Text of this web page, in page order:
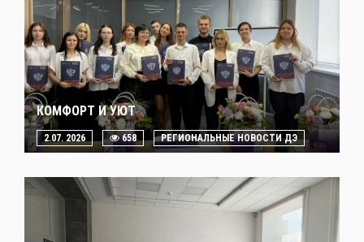
КОМФОРТ И УЮТ
2.07. 2026 658 РЕГИОНАЛЬНЫЕ НОВОСТИ ДЭ